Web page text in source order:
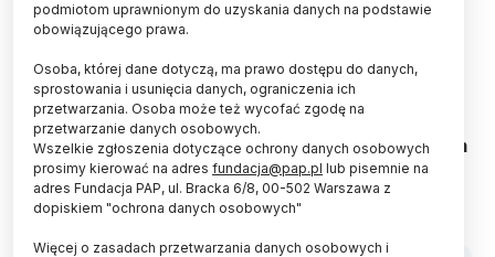
Nieinwazyjne badania archeologiczne na
stanowisku Żagań-Lutnia 5 pozwoliły na
potwierdzenie obronnej funkcji istniejącego w tym
miejscu w epoce żelaza grodziska - poinformował
Lubuski Wojewódzki Konserwator Zabytków.
podmiotom uprawnionym do uzyskania danych na podstawie
obowiązującego prawa.
Osoba, której dane dotyczą, ma prawo dostępu do danych,
sprostowania i usunięcia danych, ograniczenia ich
przetwarzania. Osoba może też wycofać zgodę na
przetwarzanie danych osobowych.
Wszelkie zgłoszenia dotyczące ochrony danych osobowych
prosimy kierować na adres fundacja@pap.pl lub pisemnie na
adres Fundacja PAP, ul. Bracka 6/8, 00-502 Warszawa z
dopiskiem "ochrona danych osobowych"
Więcej o zasadach przetwarzania danych osobowych i